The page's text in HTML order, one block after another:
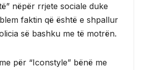
nëpër rrjete sociale duke
faktin që është e shpallur
së bashku me të motrën.
për “Iconstyle” bënë me